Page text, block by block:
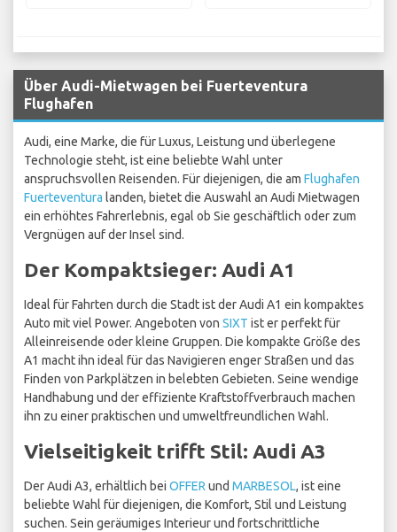
Über Audi-Mietwagen bei Fuerteventura
Flughafen
Audi, eine Marke, die für Luxus, Leistung und überlegene
Technologie steht, ist eine beliebte Wahl unter
anspruchsvollen Reisenden. Für diejenigen, die am Flughafen
Fuerteventura landen, bietet die Auswahl an Audi Mietwagen
ein erhöhtes Fahrerlebnis, egal ob Sie geschäftlich oder zum
Vergnügen auf der Insel sind.
Der Kompaktsieger: Audi A1
Ideal für Fahrten durch die Stadt ist der Audi A1 ein kompaktes
Auto mit viel Power. Angeboten von SIXT ist er perfekt für
Alleinreisende oder kleine Gruppen. Die kompakte Größe des
A1 macht ihn ideal für das Navigieren enger Straßen und das
Finden von Parkplätzen in belebten Gebieten. Seine wendige
Handhabung und der effiziente Kraftstoffverbrauch machen
ihn zu einer praktischen und umweltfreundlichen Wahl.
Vielseitigkeit trifft Stil: Audi A3
Der Audi A3, erhältlich bei OFFER und MARBESOL, ist eine
beliebte Wahl für diejenigen, die Komfort, Stil und Leistung
suchen. Sein geräumiges Interieur und fortschrittliche